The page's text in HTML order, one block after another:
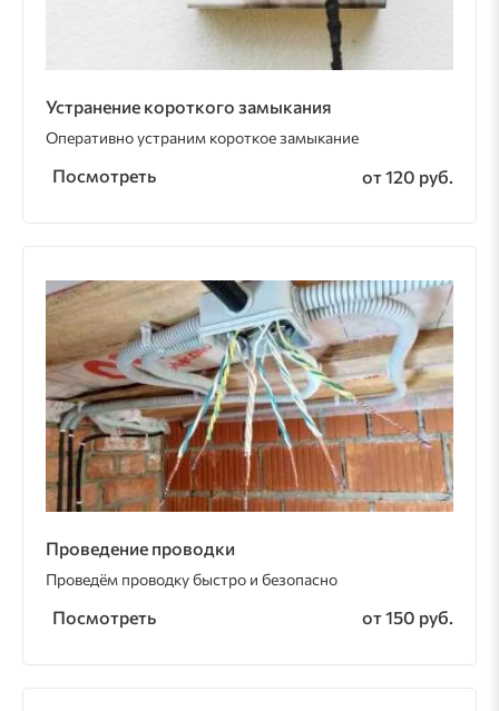
Устранение короткого замыкания
Оперативно устраним короткое замыкание
Посмотреть от 120 руб.
Проведение проводки
Проведём проводку быстро и безопасно
Посмотреть от 150 руб.